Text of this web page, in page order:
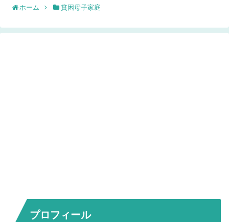
ホーム 貧困母子家庭
プロフィール